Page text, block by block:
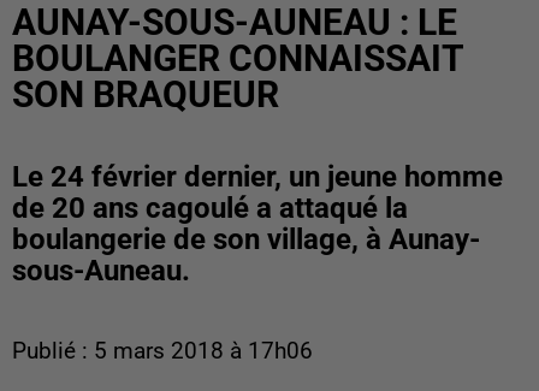
AUNAY-SOUS-AUNEAU : LE
BOULANGER CONNAISSAIT
SON BRAQUEUR
Le 24 février dernier, un jeune homme
de 20 ans cagoulé a attaqué la
boulangerie de son village, à Aunay-
sous-Auneau.
Publié : 5 mars 2018 à 17h06